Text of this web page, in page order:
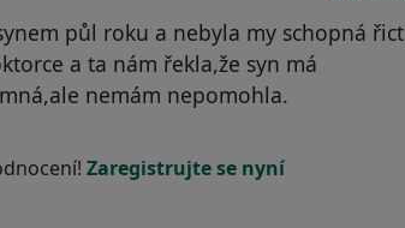
půl roku a nebyla my schopná řict
a ta nám řekla,že syn má
nemám nepomohla.
byl odstraněn
Zaregistrujte se nyní